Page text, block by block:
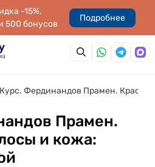
-15%,
500 бонусов
Подробнее
Курс. Фердинандов Прамен.
Прамен.
и кожа: